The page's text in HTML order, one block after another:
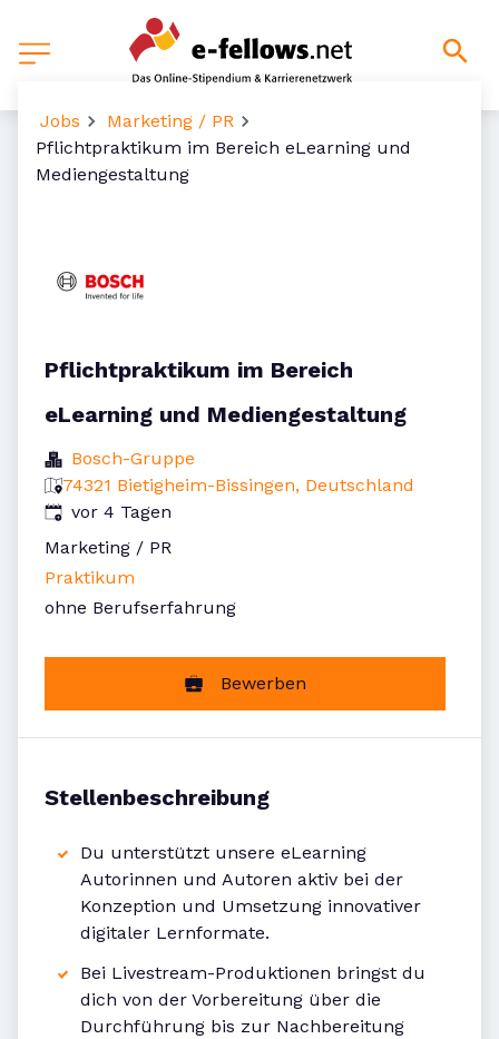
Jobs
Marketing / PR
Pflichtpraktikum im Bereich eLearning und
Mediengestaltung
Pflichtpraktikum im Bereich
eLearning und Mediengestaltung
Bosch-Gruppe
74321 Bietigheim-Bissingen, Deutschland
Veröffentlicht:
vor 4 Tagen
Marketing / PR
Praktikum
ohne Berufserfahrung
Bewerben
Stellenbeschreibung
Du unterstützt unsere eLearning
Autorinnen und Autoren aktiv bei der
Konzeption und Umsetzung innovativer
digitaler Lernformate.
Bei Livestream-Produktionen bringst du
dich von der Vorbereitung über die
Durchführung bis zur Nachbereitung